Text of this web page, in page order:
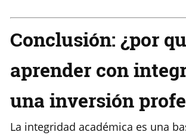
Conclusión: ¿por
aprender con
una inversión
La integridad académica es una